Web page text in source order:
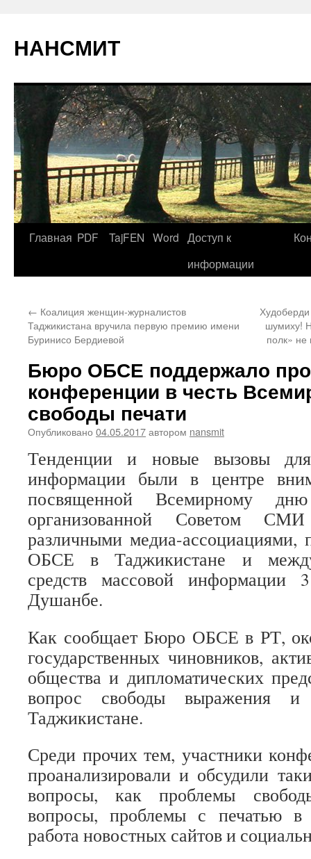
НАНСМИТ
Главная PDF TajFEN Word Доступ к
информации
← Коалиция женщин-журналистов
Таджикистана вручила первую премию имени
Буринисо Бердиевой
шумиху!
полк»
Бюро ОБСЕ поддержало
конференции в честь
свободы печати
Опубликовано 04.05.2017автором nansmit
Тенденции и новые вызовы
информации были в центре
посвященной Всемирному
организованной Советом
различными медиа-
ОБСЕ в Таджикистане и
средств массовой
Душанбе.
Как сообщает Бюро ОБСЕ в РТ,
государственных чиновников,
общества и дипломатических
вопрос свободы
Таджикистане.
Среди прочих тем, участники
проанализировали и обсудили
вопросы, как проблемы
вопросы, проблемы с печатью
работа новостных сайтов и